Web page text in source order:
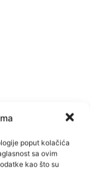
poput kolačića
sa ovim
kao što su